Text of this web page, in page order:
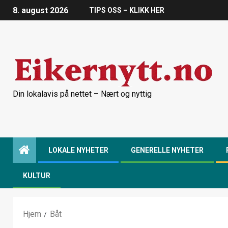
8. august 2026 TIPS OSS – KLIKK HER
Din lokalavis på nettet – Nært og nyttig
LOKALE NYHETER GENERELLE NYHETER
KULTUR
Hjem Båt